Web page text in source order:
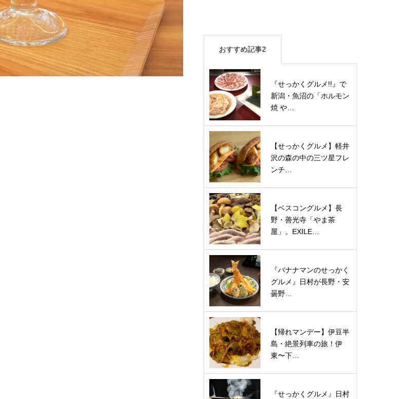
おすすめ記事2
『せっかくグルメ!!』で
新潟・魚沼の「ホルモン
焼 や…
【せっかくグルメ】軽井
沢の森の中の三ツ星フレ
ンチ…
【ベスコングルメ】長
野・善光寺「やま茶
屋」。EXILE…
『バナナマンのせっかく
グルメ』日村が長野・安
曇野…
【帰れマンデー】伊豆半
島・絶景列車の旅！伊
東〜下…
『せっかくグルメ』日村